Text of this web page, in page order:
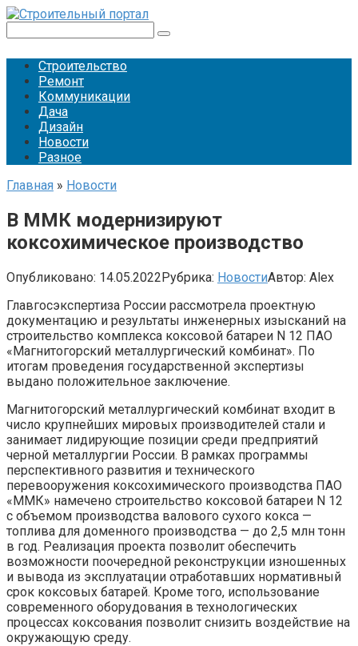
Перейти
контенту
Строительство
Ремонт
Коммуникации
Дача
Дизайн
Новости
Разное
Главная » Новости
В ММК модернизируют
коксохимическое производство
Опубликовано: 14.05.2022Рубрика: НовостиАвтор: Alex
Главгосэкспертиза России рассмотрела проектную
документацию и результаты инженерных изысканий на
строительство комплекса коксовой батареи N 12 ПАО
«Магнитогорский металлургический комбинат». По
итогам проведения государственной экспертизы
выдано положительное заключение.
Магнитогорский металлургический комбинат входит в
число крупнейших мировых производителей стали и
занимает лидирующие позиции среди предприятий
черной металлургии России. В рамках программы
перспективного развития и технического
перевооружения коксохимического производства ПАО
«ММК» намечено строительство коксовой батареи N 12
с объемом производства валового сухого кокса —
топлива для доменного производства — до 2,5 млн тонн
в год. Реализация проекта позволит обеспечить
возможности поочередной реконструкции изношенных
и вывода из эксплуатации отработавших нормативный
срок коксовых батарей. Кроме того, использование
современного оборудования в технологических
процессах коксования позволит снизить воздействие на
окружающую среду.